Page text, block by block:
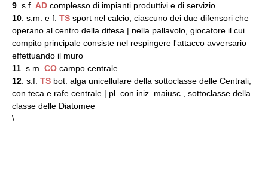
9 . s.f. AD complesso di impianti produttivi e di servizio
10 . s.m. e f. TS sport nel calcio, ciascuno dei due difensori che
operano al centro della difesa | nella pallavolo, giocatore il cui
compito principale consiste nel respingere l'attacco avversario
effettuando il muro
11 . s.m. CO campo centrale
12 . s.f. TS bot. alga unicellulare della sottoclasse delle Centrali,
con teca e rafe centrale | pl. con iniz. maiusc., sottoclasse della
classe delle Diatomee
\